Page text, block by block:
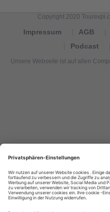
Copyright 2020
Impressum AGB
Podcast
Unsere Webseite ist auf allen
Tourismus
Nachrichten,
новости
туризма,
travel